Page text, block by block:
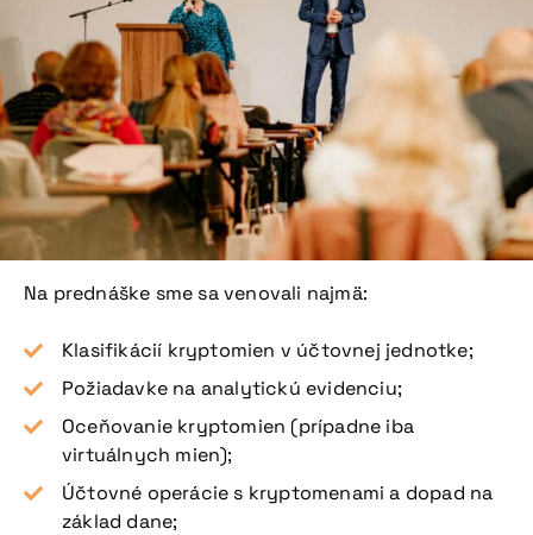
Na prednáške sme sa venovali najmä:
Klasifikácií kryptomien v účtovnej jednotke;
Požiadavke na analytickú evidenciu;
Oceňovanie kryptomien (prípadne iba
virtuálnych mien);
Účtovné operácie s kryptomenami a dopad na
základ dane;